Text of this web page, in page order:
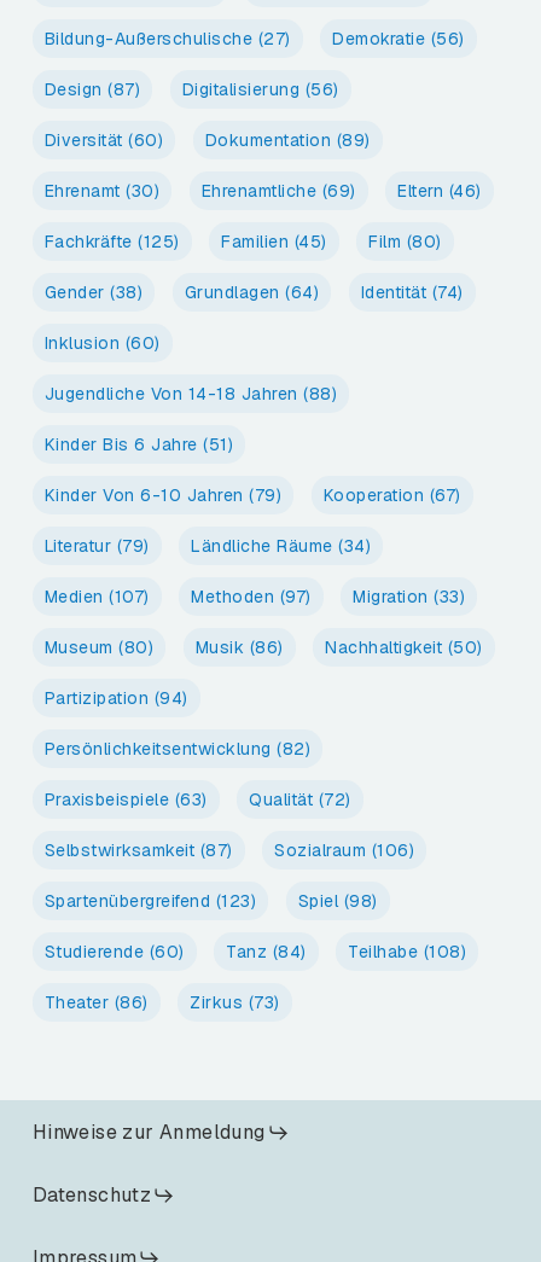
Bildung-Außerschulische (27) Demokratie (56)
Design (87) Digitalisierung (56)
Diversität (60) Dokumentation (89)
Ehrenamt (30) Ehrenamtliche (69) Eltern (46)
Fachkräfte (125) Familien (45) Film (80)
Gender (38) Grundlagen (64) Identität (74)
Inklusion (60)
Jugendliche Von 14-18 Jahren (88)
Kinder Bis 6 Jahre (51)
Kinder Von 6-10 Jahren (79) Kooperation (67)
Literatur (79) Ländliche Räume (34)
Medien (107) Methoden (97) Migration (33)
Museum (80) Musik (86) Nachhaltigkeit (50)
Partizipation (94)
Persönlichkeitsentwicklung (82)
Praxisbeispiele (63) Qualität (72)
Selbstwirksamkeit (87) Sozialraum (106)
Spartenübergreifend (123) Spiel(98)
Studierende (60) Tanz (84) Teilhabe (108)
Theater (86) Zirkus (73)
Hinweise zur Anmeldung
Datenschutz